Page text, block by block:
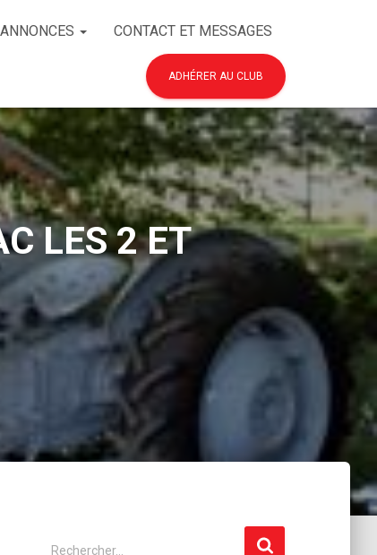
CONTACT ET MESSAGES
ADHÉRER AU CLUB
LES 2 ET
R
Rechercher…